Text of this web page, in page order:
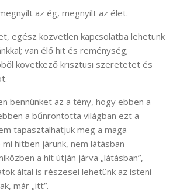
az ég, megnyílt az élet.
egész közvetlen kapcsolatba lehetünk
van élő hit és reménység;
következő krisztusi szeretetet és
bennünket az a tény, hogy ebben a
a bűnrontotta világban ezt a
tapasztalhatjuk meg a maga
hitben járunk, nem látásban
a hit útján járva „látásban”,
által is részesei lehetünk az isteni
már „itt”.